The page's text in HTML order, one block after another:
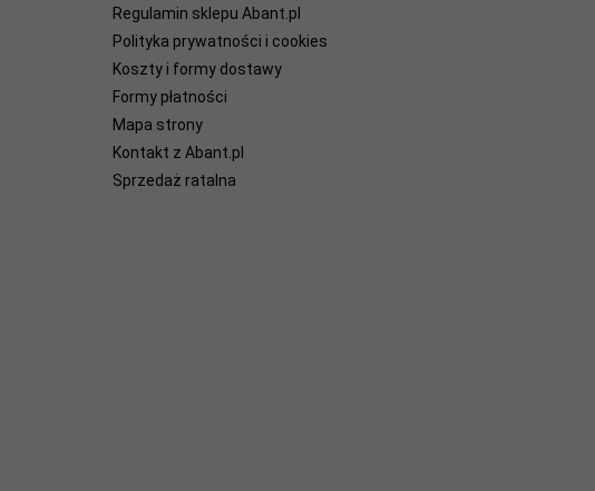
Regulamin sklepu Abant.pl
Polityka prywatności i cookies
Koszty i formy dostawy
Formy płatności
Mapa strony
Kontakt z Abant.pl
Sprzedaż ratalna